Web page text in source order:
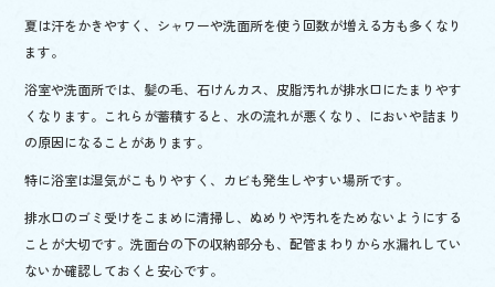
夏は汗をかきやすく、シャワーや洗面所を使う回数が増える方も多くなり
ます。
浴室や洗面所では、髪の毛、石けんカス、皮脂汚れが排水口にたまりやす
くなります。これらが蓄積すると、水の流れが悪くなり、においや詰まり
の原因になることがあります。
特に浴室は湿気がこもりやすく、カビも発生しやすい場所です。
排水口のゴミ受けをこまめに清掃し、ぬめりや汚れをためないようにする
ことが大切です。洗面台の下の収納部分も、配管まわりから水漏れしてい
ないか確認しておくと安心です。